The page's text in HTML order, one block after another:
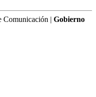
Comunicación | Gobierno